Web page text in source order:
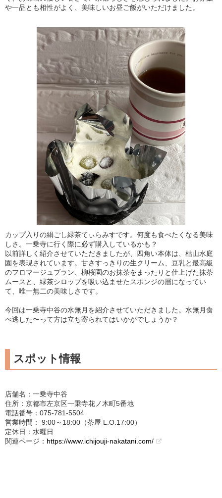
や一品とも相性がよく、美味しいお昼ご飯がいただけました。
カップ入りの絹ごし緑茶てぃらみすです。何度も食べたくなる美味
しさ。一乗寺に行く際に必ず購入しているかも？
以前詳しく紹介させていただきましたが、四角い本体は、枯山水庭
園を表現されています。甘さすっきりの生クリーム、豆乳と最高級
のフロマージュブラン、柳桜園のお抹茶をまったりと仕上げた抹茶
ムースと、緑茶シロップを吸い込ませたスポンジの層になってい
て、唯一無二の美味しさです。
今回は一乗寺中谷の水無月を紹介させていただきました。水無月食
べ逃した〜って方は立ち寄られてはいかがでしょうか？
スポット情報
店舗名：一乗寺中谷
住所：京都市左京区一乗寺花ノ木町5番地
電話番号：075-781-5504
営業時間： 9:00～18:00（茶屋 L.O.17:00）
定休日：水曜日
関連ページ： https://www.ichijouji-nakatani.com/